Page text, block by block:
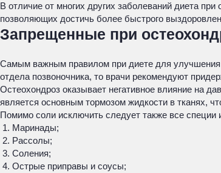
В отличие от многих других заболеваний диета
позволяющих достичь более быстрого
Запрещенные при
Самым важным правилом при диете для улучшения
отдела позвоночника, то врачи рекомендуют
Остеохондроз оказывает негативное влияние на
является основным тормозом жидкости в тканях,
Помимо соли исключить следует также все специи
Маринады;
Рассолы;
Соления;
Острые приправы и соусы;